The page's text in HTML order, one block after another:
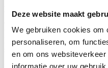
Deze website maakt
We gebruiken cookies om
personaliseren, om
en om ons
informatie over uw
van diverse gesloten
uitvoeringen en modellen
Bekijk het aanbod en plaats
staat, kunt u deze bij ons